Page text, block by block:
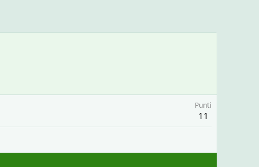
Punti
11